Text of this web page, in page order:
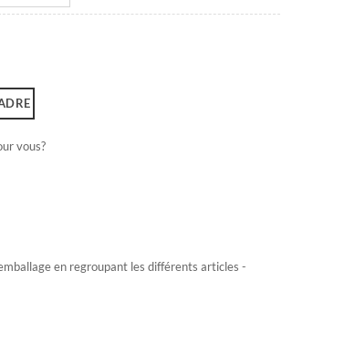
vous?
en regroupant les différents articles -